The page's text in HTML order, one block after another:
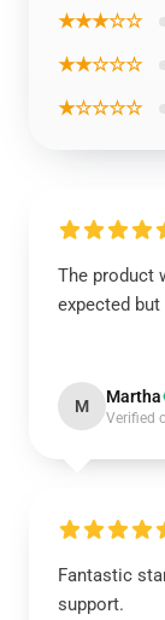
★★★☆☆
★★☆☆☆
★☆☆☆☆
The product
expected
M Martha
Verified
Fantastic
support.